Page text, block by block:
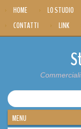
HOME LO STUDIO
CONTATTI
LINK